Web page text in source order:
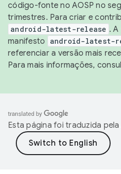
código-fonte no AOSP no
trimestres. Para criar e
android-latest-release .
manifesto
android-latest-
referenciar a versão mais
Para mais informações,
Esta página foi traduzida pela